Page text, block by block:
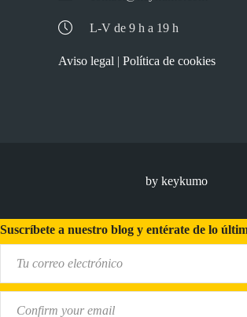
L-V de 9 h a 19 h
Aviso legal | Política de cookies
by keykumo
Suscríbete a nuestro blog y entérate de lo